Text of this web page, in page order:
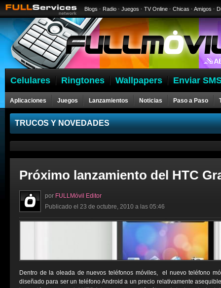
Blogs · Radio · Juegos · TV Online · Chicas · Amigos ·
Celulares Ringtones Wallpapers Enviar
Aplicaciones Juegos Lanzamientos Noticias Paso a Paso
Celulares
TRUCOS Y NOVEDADES
Próximo lanzamiento del HTC
por FULLMóvil Editor
Publicado el 23 de octubre, 2010 a las 05:46
Dentro de la oleada de nuevos teléfonos móviles, el nuevo teléfono
diseñado para ser un teléfono Android a un precio relativamente